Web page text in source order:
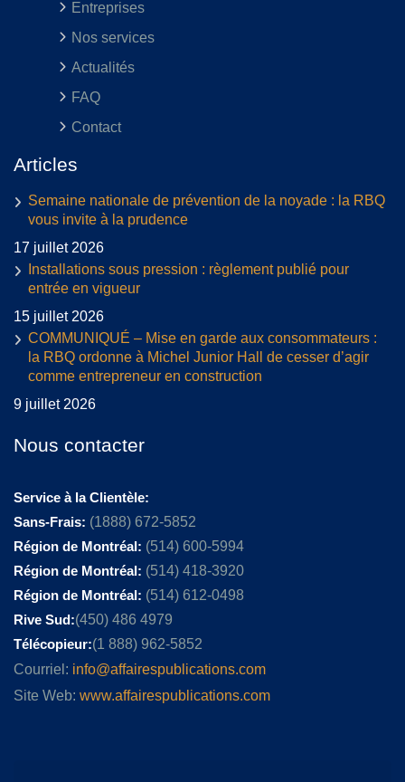
Entreprises
Nos services
Actualités
FAQ
Contact
Articles
Semaine nationale de prévention de la noyade : la RBQ
vous invite à la prudence
17 juillet 2026
Installations sous pression : règlement publié pour
entrée en vigueur
15 juillet 2026
COMMUNIQUÉ – Mise en garde aux consommateurs :
la RBQ ordonne à Michel Junior Hall de cesser d’agir
comme entrepreneur en construction
9 juillet 2026
Nous contacter
Service à la Clientèle:
Sans-Frais: (1888) 672-5852
Région de Montréal: (514) 600-5994
Région de Montréal: (514) 418-3920
Région de Montréal: (514) 612-0498
Rive Sud:(450) 486 4979
Télécopieur:(1 888) 962-5852
Courriel: info@affairespublications.com
Site Web: www.affairespublications.com